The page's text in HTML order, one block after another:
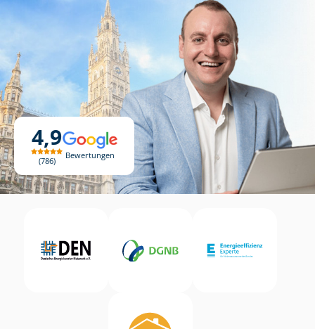
4,9
786
Bewertungen